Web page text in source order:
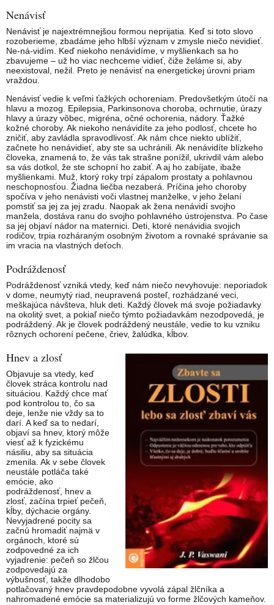
Nenávisť
Nenávisť je najextrémnejšou formou neprijatia. Keď si toto slovo
rozoberieme, zbadáme jeho hlbší význam v zmysle niečo nevidieť.
Ne-ná-vidím. Keď niekoho nenávidíme, v myšlienkach sa ho
zbavujeme – už ho viac nechceme vidieť, čiže želáme si, aby
neexistoval, nežil. Preto je nenávisť na energetickej úrovni priam
vraždou.
Nenávisť vedie k veľmi ťažkých ochoreniam. Predovšetkým útočí na
hlavu a mozog. Epilepsia, Parkinsonova choroba, ochrnutie, úrazy
hlavy a úrazy vôbec, migréna, očné ochorenia, nádory. Ťažké
kožné choroby. Ak niekoho nenávidíte za jeho podlosť, chcete ho
zničiť, aby zavládla spravodlivosť. Ak nám chce niekto ublížiť,
začnete ho nenávidieť, aby ste sa uchránili. Ak nenávidíte blízkeho
človeka, znamená to, že vás tak strašne ponížil, ukrivdil vám alebo
sa vás dotkol, že ste schopní ho zabiť. A aj ho zabíjate, ibaže
myšlienkami. Muž, ktorý roky trpí zápalom prostaty a pohlavnou
neschopnosťou. Žiadna liečba nezaberá. Príčina jeho choroby
spočíva v jeho nenávisti voči vlastnej manželke, v jeho želaní
pomstiť sa jej za jej zradu. Naopak ak žena nenávidí svojho
manžela, dostáva ranu do svojho pohlavného ústrojenstva. Po čase
sa jej objaví nádor na maternici. Deti, ktoré nenávidia svojich
rodičov, trpia rozháraným osobným životom a rovnaké správanie sa
im vracia na vlastných deťoch.
Podráždenosť
Podráždenosť vzniká vtedy, keď nám niečo nevyhovuje: neporiadok
v dome, neumytý riad, neupravená posteľ, rozhádzané veci,
meškajúca návšteva, hluk deti. Každý človek má svoje požiadavky
na okolitý svet, a pokiaľ niečo týmto požiadavkám nezodpovedá, je
podráždený. Ak je človek podráždený neustále, vedie to ku vzniku
rôznych ochorení pečene, čriev, žalúdka, kĺbov.
Hnev a zlosť
Objavuje sa vtedy, keď
človek stráca kontrolu nad
situáciou. Každý chce mať
pod kontrolou to, čo sa
deje, lenže nie vždy sa to
darí. A keď sa to nedarí,
objaví sa hnev, ktorý môže
viesť až k fyzickému
násiliu, aby sa situácia
zmenila. Ak v sebe človek
neustále potláča také
emócie, ako
podráždenosť, hnev a
zlosť, začína trpieť pečeň,
kĺby, dýchacie orgány.
Nevyjadrené pocity sa
začnú hromadiť najmä v
orgánoch, ktoré sú
zodpovedné za ich
vyjadrenie: pečeň so žlčou
zodpovedajú za
výbušnosť, takže dlhodobo
potlačovaný hnev pravdepodobne vyvolá zápal žlčníka a
nahromadené emócie sa materializujú vo forme žlčových kameňov.